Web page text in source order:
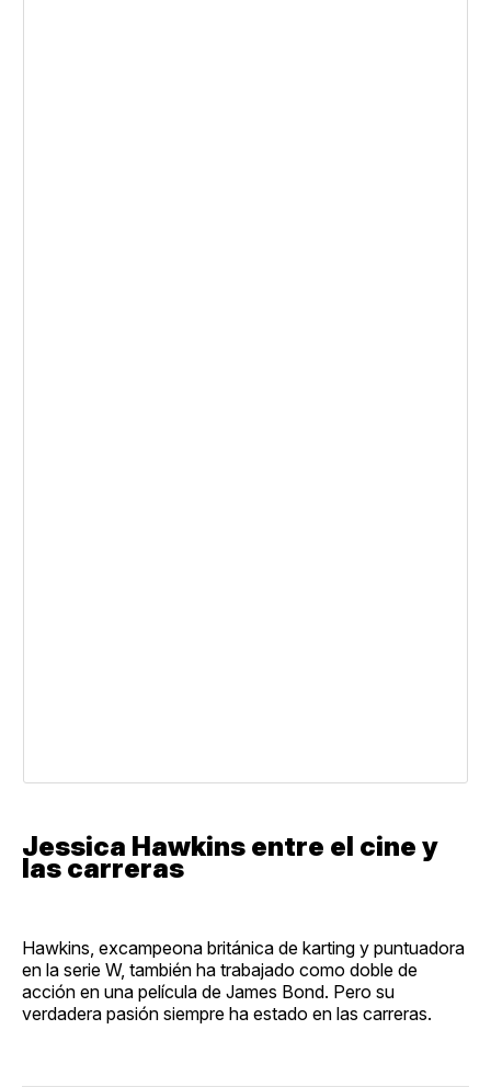
Jessica Hawkins entre el cine y
las carreras
Hawkins, excampeona británica de karting y puntuadora
en la serie W, también ha trabajado como doble de
acción en una película de James Bond. Pero su
verdadera pasión siempre ha estado en las carreras.